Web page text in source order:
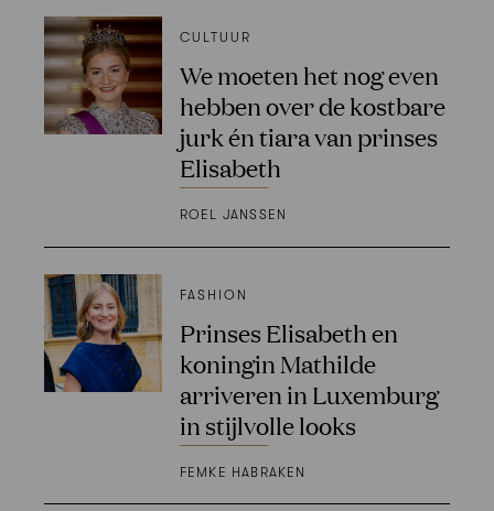
CULTUUR
We moeten het nog even
hebben over de kostbare
jurk én tiara van prinses
Elisabeth
ROEL JANSSEN
FASHION
Prinses Elisabeth en
koningin Mathilde
arriveren in Luxemburg
in stijlvolle looks
FEMKE HABRAKEN